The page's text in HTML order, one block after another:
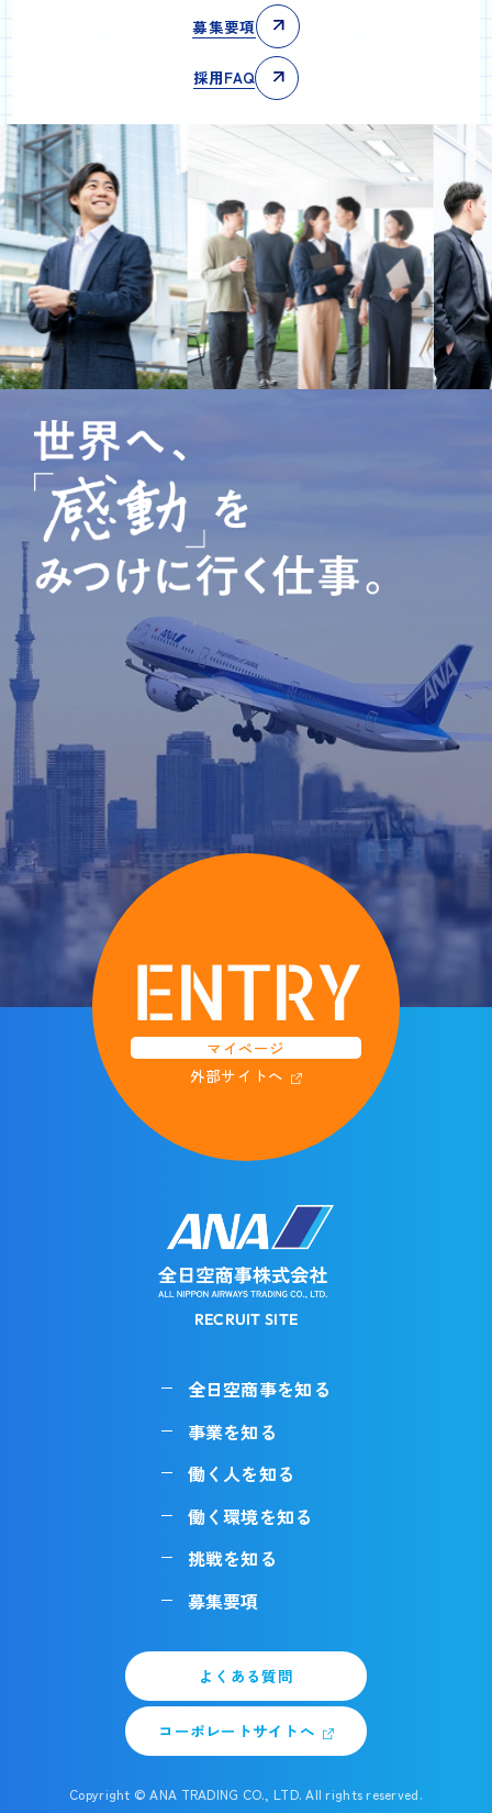
募集要項
採用FAQ
ENTRY
マイページ
外部サイトへ
RECRUIT SITE
全日空商事を知る
事業を知る
働く人を知る
働く環境を知る
挑戦を知る
募集要項
よくある質問
コーポレートサイトへ
Copyright © ANA TRADING CO., LTD. All rights reserved.